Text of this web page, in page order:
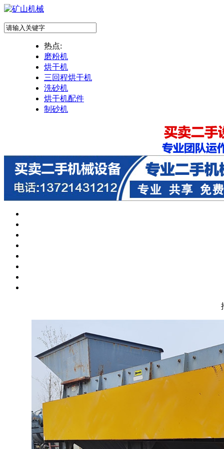
热点:
磨粉机
烘干机
三回程烘干机
洗砂机
烘干机配件
制砂机